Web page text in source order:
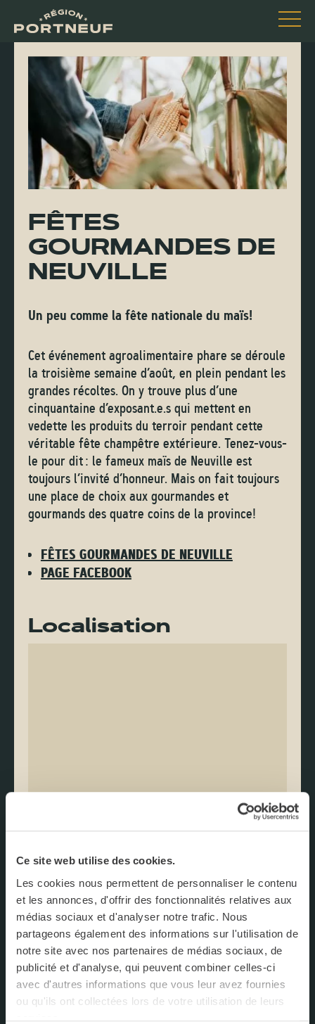
Ce site web utilise des cookies.
Les cookies nous permettent de personnaliser le contenu
et les annonces, d'offrir des fonctionnalités relatives aux
médias sociaux et d'analyser notre trafic. Nous
partageons également des informations sur l'utilisation de
notre site avec nos partenaires de médias sociaux, de
publicité et d'analyse, qui peuvent combiner celles-ci
avec d'autres informations que vous leur avez fournies
ou qu'ils ont collectées lors de votre utilisation de leurs
FÊTES
GOURMANDES DE
NEUVILLE
Un peu comme la fête nationale du maïs!
Cet événement agroalimentaire phare se déroule
la troisième semaine d’août, en plein pendant les
grandes récoltes. On y trouve plus d’une
cinquantaine d’exposant.e.s qui mettent en
vedette les produits du terroir pendant cette
véritable fête champêtre extérieure. Tenez-vous-
le pour dit : le fameux maïs de Neuville est
toujours l’invité d’honneur. Mais on fait toujours
une place de choix aux gourmandes et
gourmands des quatre coins de la province!
FÊTES GOURMANDES DE NEUVILLE
PAGE FACEBOOK
Localisation
FACEBOOK